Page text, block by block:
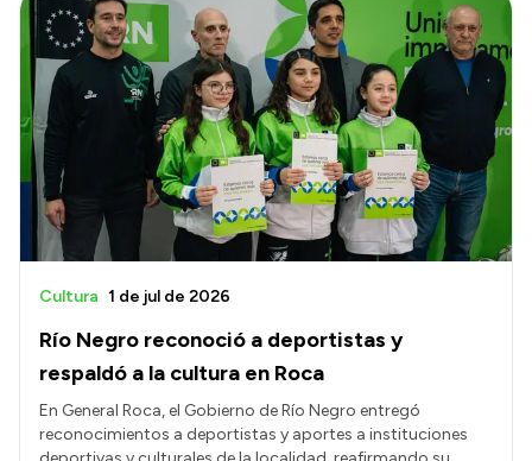
Río Negro reconoció a deportistas y
respaldó a la cultura en Roca
Cultura 1 de jul de 2026
En General Roca, el Gobierno de Río Negro entregó
reconocimientos a deportistas y aportes a instituciones